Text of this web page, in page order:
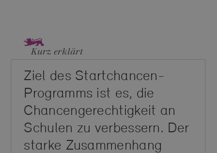
Kurz erklärt
Ziel des Startchancen-
Programms ist es, die
Chancengerechtigkeit an
Schulen zu verbessern. Der
starke Zusammenhang